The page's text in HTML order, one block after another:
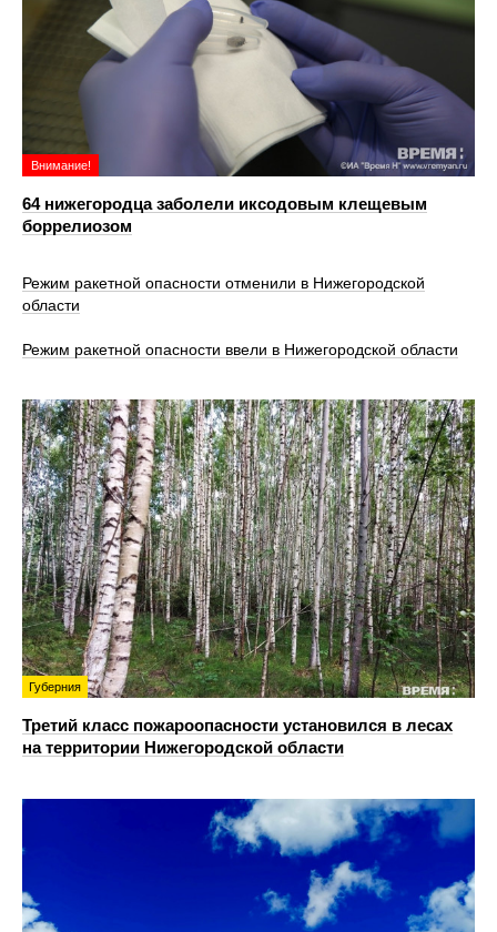
Внимание!
64 нижегородца заболели иксодовым клещевым
боррелиозом
Режим ракетной опасности отменили в Нижегородской
области
Режим ракетной опасности ввели в Нижегородской области
Губерния
Третий класс пожароопасности установился в лесах
на территории Нижегородской области